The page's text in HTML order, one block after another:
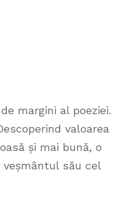
margini al poeziei.
valoarea
și mai bună, o
său cel